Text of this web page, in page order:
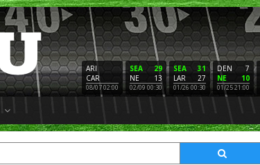
ARI
CAR
08/07 02:00
29
SEA
13
NE
02/09 00:30
31
SEA
27
LAR
01/26 00:30
7
DEN
10
NE
01/25 21:00